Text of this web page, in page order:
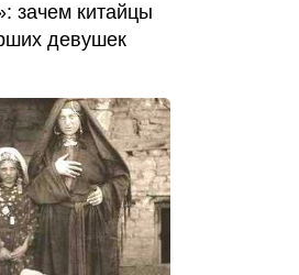
зачем китайцы
девушек